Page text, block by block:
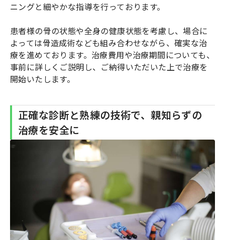
ニングと細やかな指導を行っております。
患者様の骨の状態や全身の健康状態を考慮し、場合に
よっては骨造成術なども組み合わせながら、確実な治
療を進めております。治療費用や治療期間についても、
事前に詳しくご説明し、ご納得いただいた上で治療を
開始いたします。
正確な診断と熟練の技術で、親知らずの
治療を安全に